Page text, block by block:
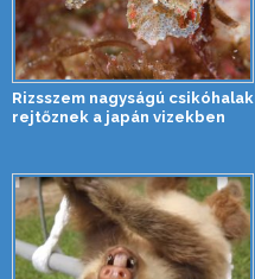
Rizsszem nagyságú csikóhalak
rejtőznek a japán vizekben